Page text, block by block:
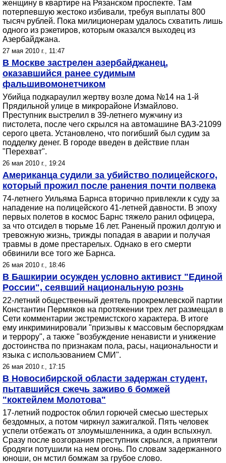
женщину в квартире на Рязанском проспекте. Там
потерпевшую жестоко избивали, требуя выплаты 800
тысяч рублей. Пока милиционерам удалось схватить лишь
одного из рэкетиров, которым оказался выходец из
Азербайджана.
27 мая 2010 г., 11:47
В Москве застрелен азербайджанец,
оказавшийся ранее судимым
фальшивомонетчиком
Убийца подкараулил жертву возле дома №14 на 1-й
Прядильной улице в микрорайоне Измайлово.
Преступник выстрелил в 39-летнего мужчину из
пистолета, после чего скрылся на автомашине ВАЗ-21099
серого цвета. Установлено, что погибший был судим за
подделку денег. В городе введен в действие план
"Перехват".
26 мая 2010 г., 19:24
Американца судили за убийство полицейского,
который прожил после ранения почти полвека
74-летнего Уильяма Барнса вторично привлекли к суду за
нападение на полицейского 41-летней давности. В эпоху
первых полетов в космос Барнс тяжело ранил офицера,
за что отсидел в тюрьме 16 лет. Раненый прожил долгую и
тревожную жизнь, трижды попадая в аварии и получая
травмы в доме престарелых. Однако в его смерти
обвинили все того же Барнса.
26 мая 2010 г., 18:46
В Башкирии осужден условно активист "Единой
России", сеявший национальную рознь
22-летний общественный деятель прокремлевской партии
Константин Пермяков на протяжении трех лет размещал в
Сети комментарии экстремистского характера. В итоге
ему инкриминировали "призывы к массовым беспорядкам
и террору", а также "возбуждение ненависти и унижение
достоинства по признакам пола, расы, национальности и
языка с использованием СМИ".
26 мая 2010 г., 17:15
В Новосибирской области задержан студент,
пытавшийся сжечь заживо 6 бомжей
"коктейлем Молотова"
17-летний подросток облил горючей смесью шестерых
бездомных, а потом чиркнул зажигалкой. Пять человек
успели отбежать от злоумышленника, а один вспыхнул.
Сразу после возгорания преступник скрылся, а приятели
бродяги потушили на нем огонь. По словам задержанного
юноши, он мстил бомжам за грубое слово.